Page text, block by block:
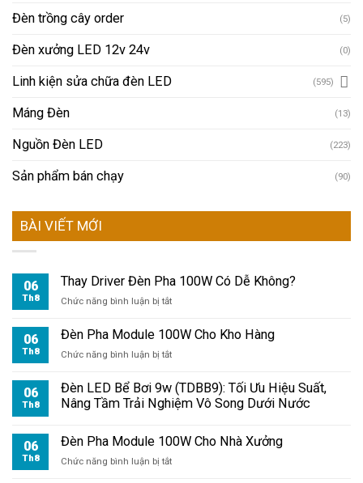
Đèn trồng cây order (5)
Đèn xưởng LED 12v 24v (0)
Linh kiện sửa chữa đèn LED (595)
Máng Đèn (13)
Nguồn Đèn LED (223)
Sản phẩm bán chạy (90)
BÀI VIẾT MỚI
06
Th8
Thay Driver Đèn Pha 100W Có Dễ Không?
Chức năng bình luận bị tắtở
Driver
Pha
Có
Dễ
06
Th8
Đèn Pha Module 100W Cho Kho Hàng
Chức năng bình luận bị tắtở
Pha
Module
100W
Kho
06
Th8
Đèn LED Bể Bơi 9w (TDBB9): Tối Ưu Hiệu Suất,
Nâng Tầm Trải Nghiệm Vô Song Dưới Nước
06
Th8
Đèn Pha Module 100W Cho Nhà Xưởng
Chức năng bình luận bị tắtở